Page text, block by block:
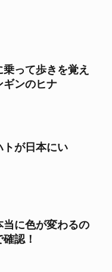
って歩きを覚え
ギンのヒナ
トが日本にい
当に色が変わるの
認！